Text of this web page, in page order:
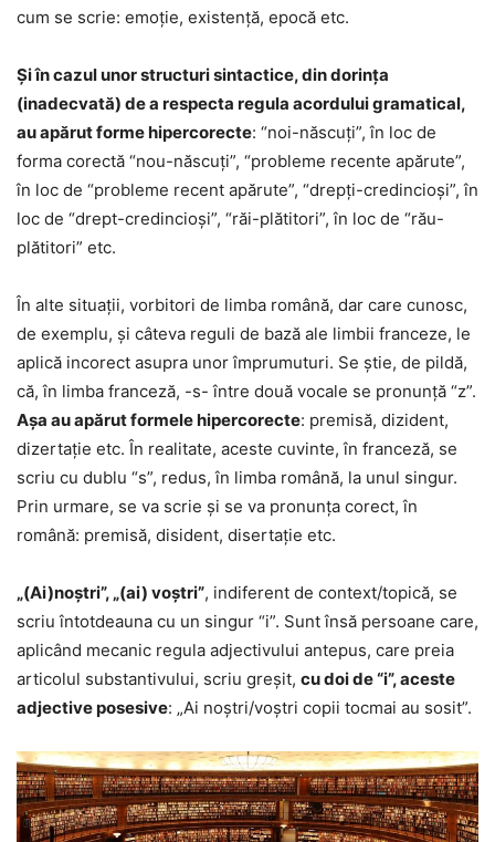
cum se scrie: emoție, existență, epocă etc.
Și în cazul unor structuri sintactice, din dorința
(inadecvată) de a respecta regula acordului gramatical,
au apărut forme hipercorecte: “noi-născuți”, în loc de
forma corectă “nou-născuți”, “probleme recente apărute”,
în loc de “probleme recent apărute”, “drepți-credincioși”, în
loc de “drept-credincioși”, “răi-plătitori”, în loc de “rău-
plătitori” etc.
În alte situații, vorbitori de limba română, dar care cunosc,
de exemplu, și câteva reguli de bază ale limbii franceze, le
aplică incorect asupra unor împrumuturi. Se știe, de pildă,
că, în limba franceză, -s- între două vocale se pronunță “z”.
Așa au apărut formele hipercorecte: premisă, dizident,
dizertație etc. În realitate, aceste cuvinte, în franceză, se
scriu cu dublu “s”, redus, în limba română, la unul singur.
Prin urmare, se va scrie și se va pronunța corect, în
română: premisă, disident, disertație etc.
„(Ai)noștri”, „(ai) voștri”, indiferent de context/topică, se
scriu întotdeauna cu un singur “i”. Sunt însă persoane care,
aplicând mecanic regula adjectivului antepus, care preia
articolul substantivului, scriu greșit, cu doi de “i”, aceste
adjective posesive: „Ai noștri/voștri copii tocmai au sosit”.